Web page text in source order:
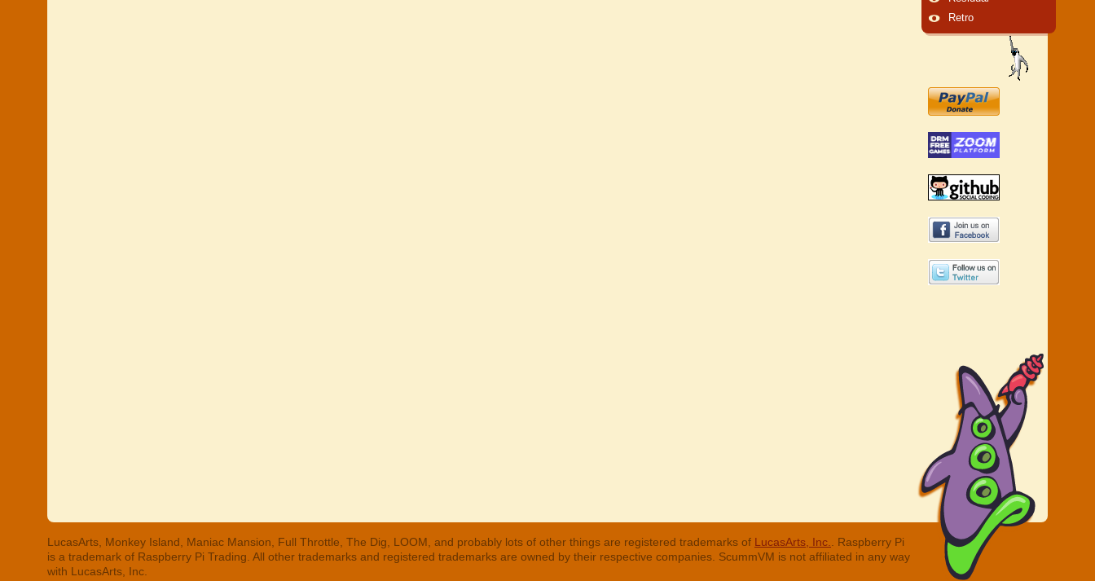
Retro
LucasArts, Monkey Island, Maniac Mansion, Full Throttle, The Dig, LOOM, and probably lots of other things are registered trademarks of LucasArts, Inc.
. Raspberry Pi
is a trademark of Raspberry Pi Trading. All other trademarks and registered trademarks are owned by their respective companies. ScummVM is not affiliated in any way
with LucasArts, Inc.